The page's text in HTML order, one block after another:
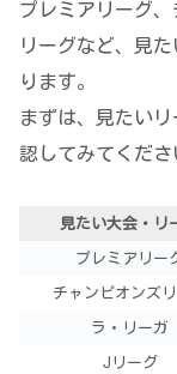
プレミアリーグ
リーグなど、見
ります。
まずは、見たい
認してみてくださ
見たい大会・リ
プレミアリー
チャンピオンズ
ラ・リーガ
Jリーグ